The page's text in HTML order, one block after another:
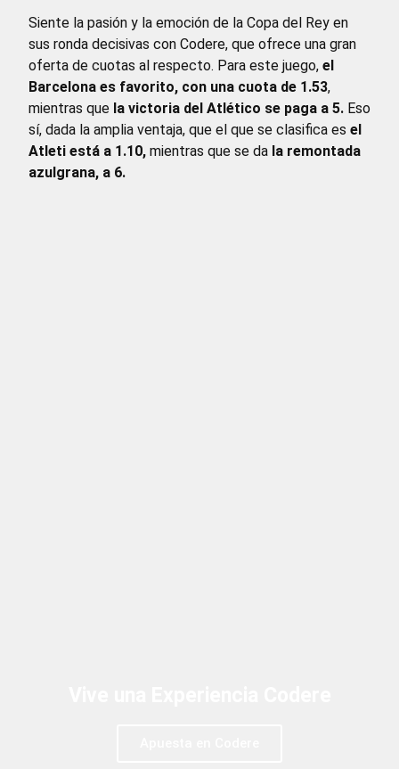
Siente la pasión y la emoción de la Copa del Rey en
sus ronda decisivas con Codere, que ofrece una gran
oferta de cuotas al respecto. Para este juego, el
Barcelona es favorito, con una cuota de 1.53,
mientras que la victoria del Atlético se paga a 5. Eso
sí, dada la amplia ventaja, que el que se clasifica es el
Atleti está a 1.10, mientras que se da la remontada
azulgrana, a 6.